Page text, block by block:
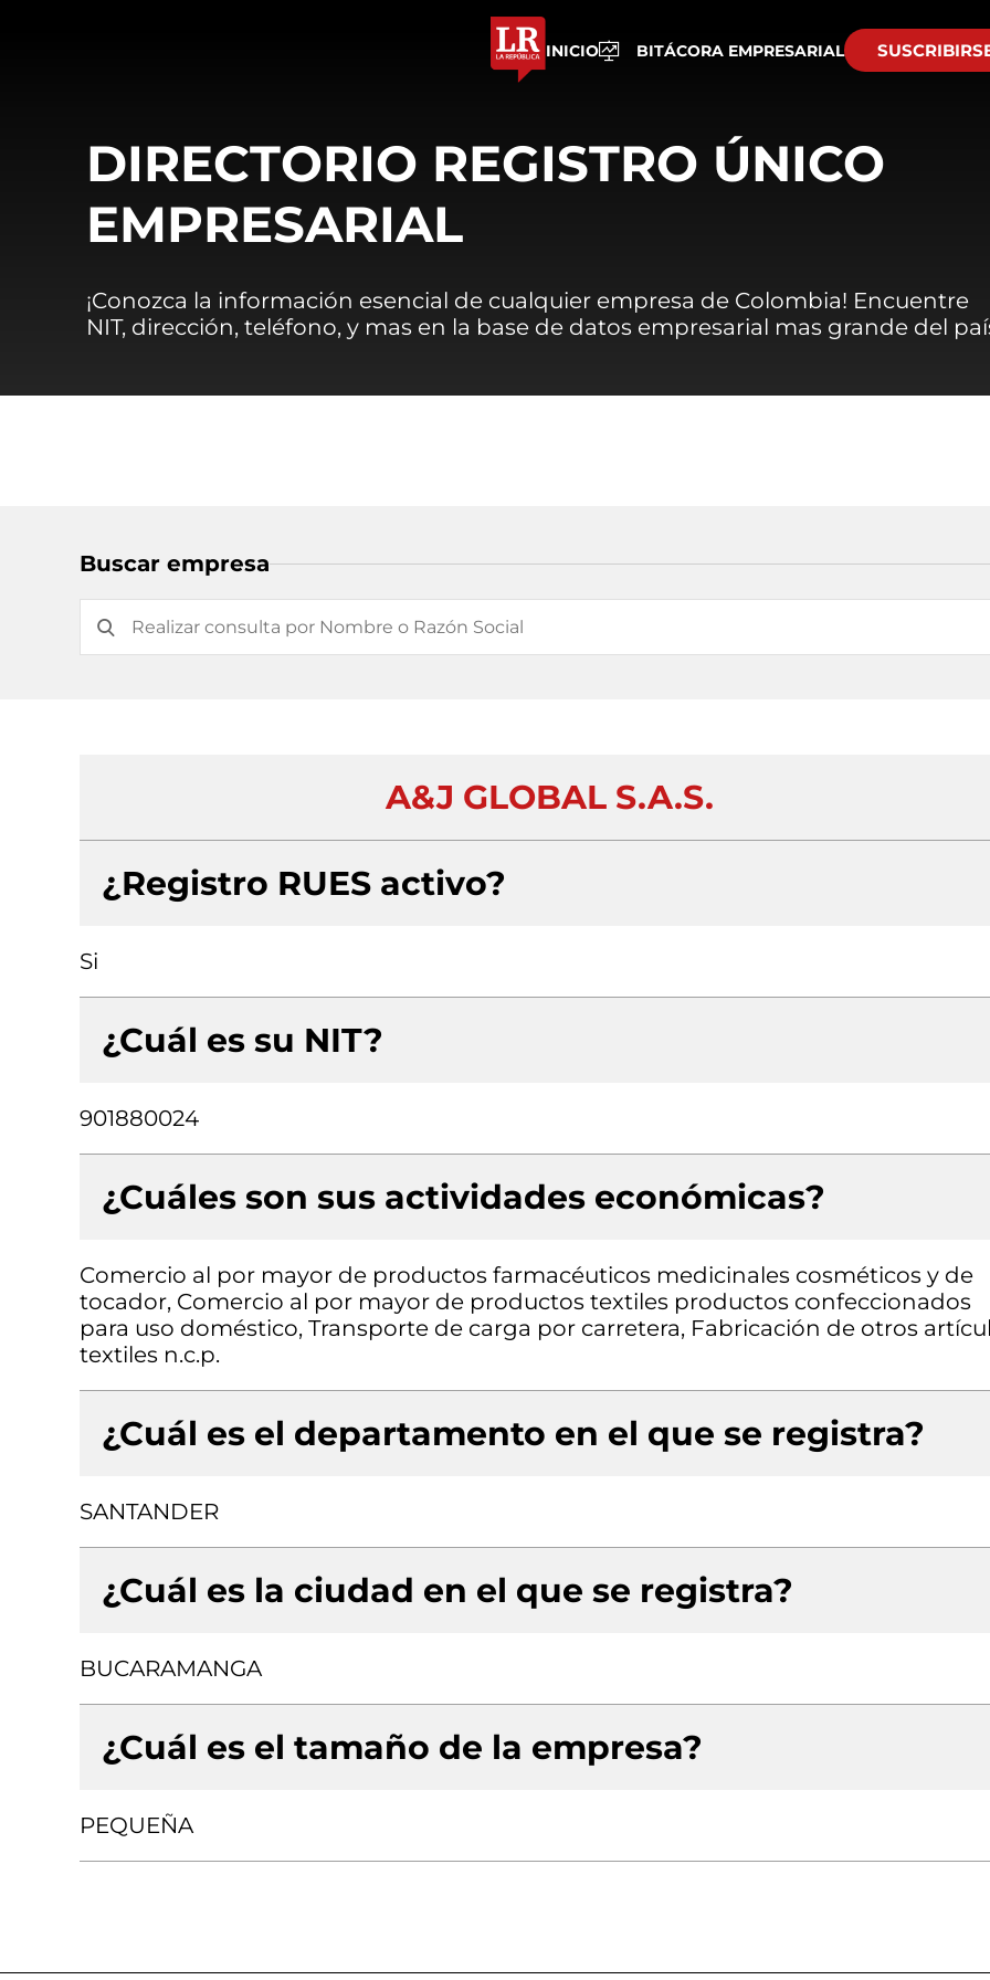
INICIO BITÁCORA EMPRESARIAL
DIRECTORIO REGISTRO ÚNICO
EMPRESARIAL
¡Conozca la información esencial de cualquier empresa de Colombia! Encuentre
NIT, dirección, teléfono, y mas en la base de datos empresarial mas grande del
Buscar empresa
A&J GLOBAL S.A.S.
¿Registro RUES activo?
Si
¿Cuál es su NIT?
901880024
¿Cuáles son sus actividades económicas?
Comercio al por mayor de productos farmacéuticos medicinales cosméticos y de
tocador, Comercio al por mayor de productos textiles productos confeccionados
para uso doméstico, Transporte de carga por carretera, Fabricación de otros
textiles n.c.p.
¿Cuál es el departamento en el que se registra?
SANTANDER
¿Cuál es la ciudad en el que se registra?
BUCARAMANGA
¿Cuál es el tamaño de la empresa?
PEQUEÑA